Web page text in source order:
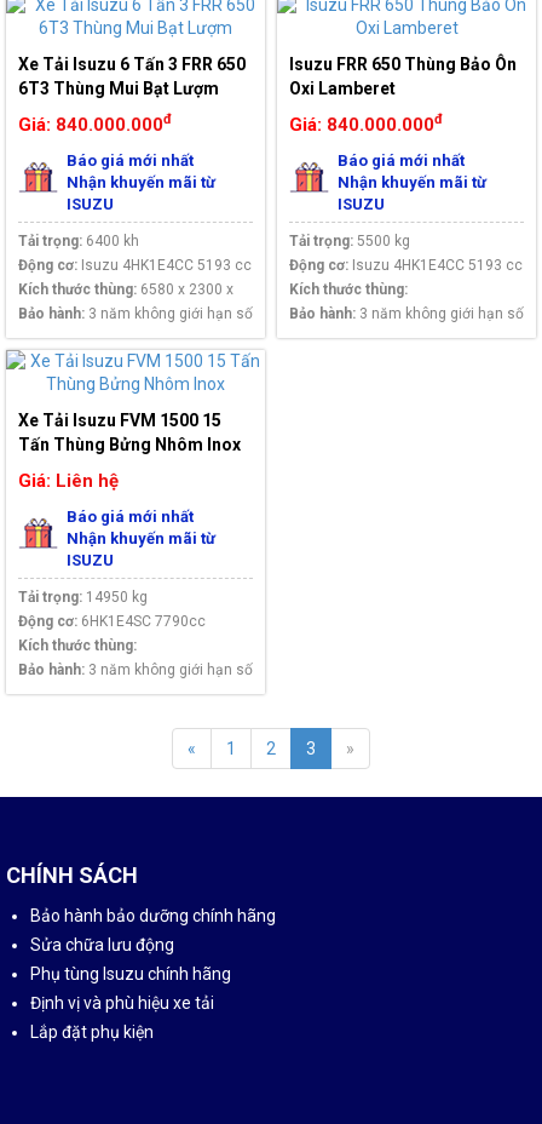
Xe Tải Isuzu 6 Tấn 3 FRR 650
6T3 Thùng Mui Bạt Lượm
Giá: 840.000.000đ
Báo giá mới nhất
Nhận khuyến mãi từ
ISUZU
Tải trọng: 6400 kh
Động cơ: Isuzu 4HK1E4CC 5193 cc
Kích thước thùng: 6580 x 2300 x
800/2060
Bảo hành: 3 năm không giới hạn số
km
Isuzu FRR 650 Thùng Bảo Ôn
Oxi Lamberet
Giá: 840.000.000đ
Báo giá mới nhất
Nhận khuyến mãi từ
ISUZU
Tải trọng: 5500 kg
Động cơ: Isuzu 4HK1E4CC 5193 cc
Kích thước thùng:
Bảo hành: 3 năm không giới hạn số
km
Xe Tải Isuzu FVM 1500 15
Tấn Thùng Bửng Nhôm Inox
Giá: Liên hệ
Báo giá mới nhất
Nhận khuyến mãi từ
ISUZU
Tải trọng: 14950 kg
Động cơ: 6HK1E4SC 7790cc
Kích thước thùng:
Bảo hành: 3 năm không giới hạn số
km
« 1 2 3 »
CHÍNH SÁCH
Bảo hành bảo dưỡng chính hãng
Sửa chữa lưu động
Phụ tùng Isuzu chính hãng
Định vị và phù hiệu xe tải
Lắp đặt phụ kiện